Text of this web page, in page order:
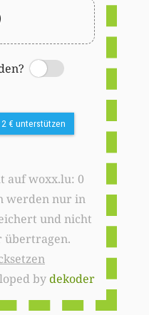
Switch
€ unterstützen
woxx.lu: 0
werden nur in
und nicht
übertragen.
bydekoder